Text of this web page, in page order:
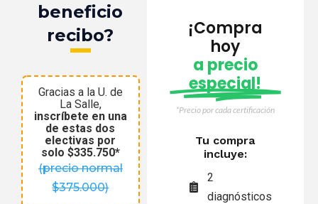
beneficio
recibo?
Gracias a la U. de
La Salle,
inscríbete en una
de estas dos
electivas por
solo $335.750*
(precio normal
$375.000)
¡Compra
hoy
a precio
especial!
*Precio por cada certificación
Tu compra
incluye:
2
diagnósticos